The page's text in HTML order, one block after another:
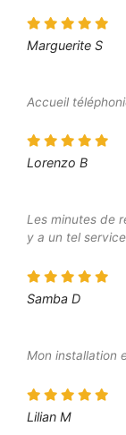
Marguerite S
Accueil
Lorenzo B
Les minutes de
y a un tel
Samba D
Mon installation
Lilian M